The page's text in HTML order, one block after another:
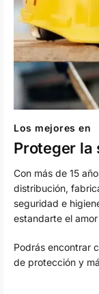
Los mejores en
Proteger la
Con más de 15
distribución,
seguridad e
estandarte el
Podrás encontrar
de protección y